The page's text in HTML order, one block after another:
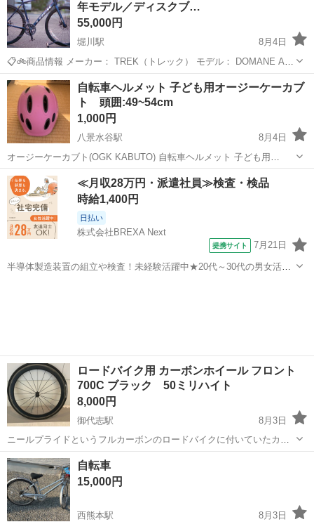
年モデル／ディスクブ…
55,000円
堀川駅
8月4日
📋🚲商品情報 メーカー： TREK（トレック） モデル： DOMANE AL2
DISC（ドマーネ AL2 ディスク） 年式： 2022年モデル サイズ： 56 適
応身長目安： 173～182cm前後 フレー...
熊本 熊本市 堀川駅 ロードバイク
自転車ヘルメット 子ども用オージーケーカブ
ト 頭囲:49~54cm
1,000円
八景水谷駅
8月4日
オージーケーカブト(OGK KABUTO) 自転車ヘルメット 子ども用
PAL(パル) 児童用(頭囲:49~54cm) SG認証 傷、ハゲ等あります。 左後
頭部に割れあります、写真にてご確認ください。 後頭部のゴム...
熊本 熊本市 八景水谷駅 その他 ヘルメット
≪月収28万円・派遣社員≫検査・検品
時給1,400円
日払い
株式会社BREXA Next
提携サイト 7月21日
半導体製造装置の組立や検査！未経験活躍中★20代～30代の男女活躍
ロードバイク用 カーボンホイール フロント
700C ブラック 50ミリハイト
8,000円
御代志駅
8月3日
ニールプライドというフルカーボンのロードバイクに付いていたカー
ボンホイールです。 リムは、50ミリハイトで高すぎず、低すぎず、バ
ランスがいいと思います。 中古品ですので、傷やサビがありますが、
使用に問題はありません。 リムブ...
熊本 合志市 御代志駅
自転車
15,000円
西熊本駅
8月3日